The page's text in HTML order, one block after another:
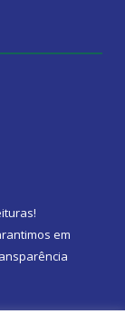
!
em